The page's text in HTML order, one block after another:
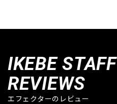
IKEBE STAFF
REVIEWS
エフェクターのレビュー